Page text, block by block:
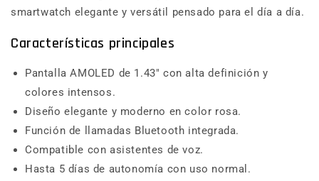
smartwatch elegante y versátil pensado para el día a día.
Características principales
Pantalla AMOLED de 1.43" con alta definición y
colores intensos.
Diseño elegante y moderno en color rosa.
Función de llamadas Bluetooth integrada.
Compatible con asistentes de voz.
Hasta 5 días de autonomía con uso normal.